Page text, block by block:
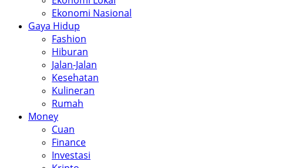
Ekonomi Nasional
Gaya Hidup
Fashion
Hiburan
Jalan-Jalan
Kesehatan
Kulineran
Rumah
Money
Cuan
Finance
Investasi